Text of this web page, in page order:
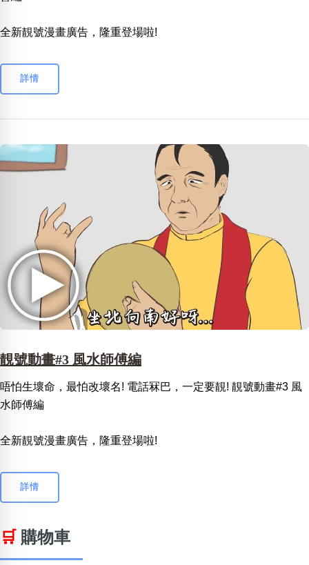
全新靚號漫畫廣告，隆重登場啦!
詳情
靚號動畫#3 風水師傅編
唔怕生壞命，最怕改壞名! 電話冧巴，一定要靚! 靚號動畫#3 風
水師傅編
全新靚號漫畫廣告，隆重登場啦!
詳情
🛒 購物車